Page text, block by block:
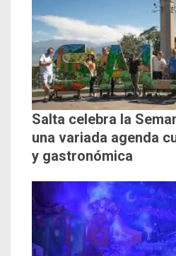
Salta celebra la
una variada agenda
y gastronómica